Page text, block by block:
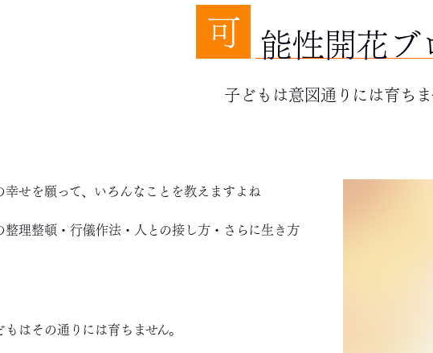
可 能性開花ブ
子どもは意図通りには育ち
幸せを願って、いろんなことを教えますよね
整理整頓・行儀作法・人との接し方・さらに生き方
はその通りには育ちません。